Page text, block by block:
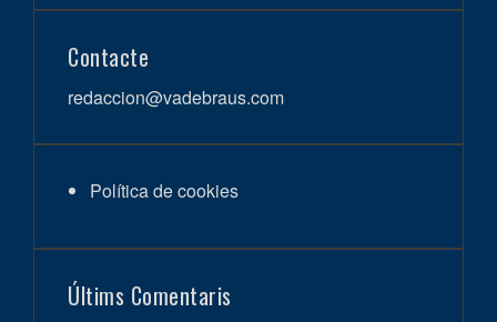
Contacte
redaccion@vadebraus.com
Política de cookies
Últims Comentaris